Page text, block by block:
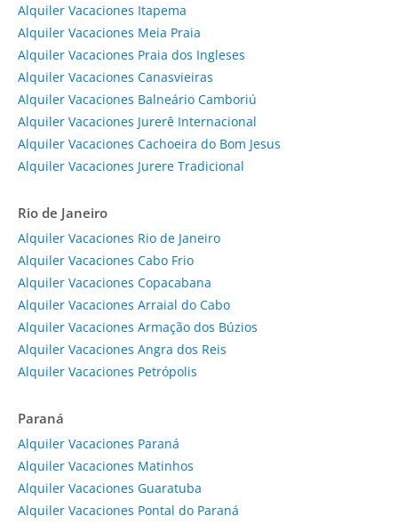
Alquiler Vacaciones Itapema
Alquiler Vacaciones Meia Praia
Alquiler Vacaciones Praia dos Ingleses
Alquiler Vacaciones Canasvieiras
Alquiler Vacaciones Balneário Camboriú
Alquiler Vacaciones Jurerê Internacional
Alquiler Vacaciones Cachoeira do Bom Jesus
Alquiler Vacaciones Jurere Tradicional
Rio de Janeiro
Alquiler Vacaciones Rio de Janeiro
Alquiler Vacaciones Cabo Frio
Alquiler Vacaciones Copacabana
Alquiler Vacaciones Arraial do Cabo
Alquiler Vacaciones Armação dos Búzios
Alquiler Vacaciones Angra dos Reis
Alquiler Vacaciones Petrópolis
Paraná
Alquiler Vacaciones Paraná
Alquiler Vacaciones Matinhos
Alquiler Vacaciones Guaratuba
Alquiler Vacaciones Pontal do Paraná